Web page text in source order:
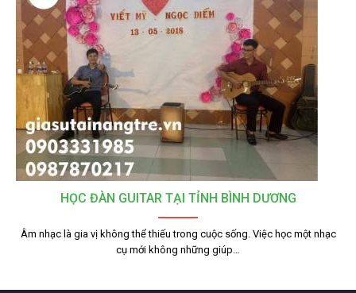
HỌC ĐÀN GUITAR TẠI TỈNH BÌNH DƯƠNG
Âm nhạc là gia vị không thể thiếu trong cuộc sống. Việc học một nhạc
cụ mới không những giúp…